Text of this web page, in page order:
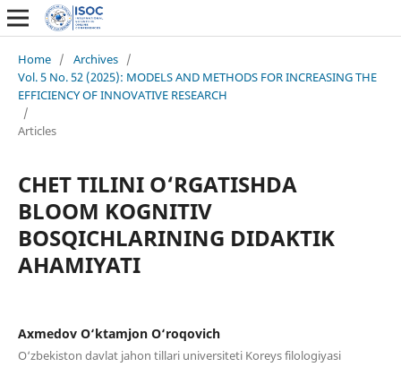
Home / Archives /
Vol. 5 No. 52 (2025): MODELS AND METHODS FOR INCREASING THE
EFFICIENCY OF INNOVATIVE RESEARCH
/
Articles
CHET TILINI O‘RGATISHDA
BLOOM KOGNITIV
BOSQICHLARINING DIDAKTIK
AHAMIYATI
Axmedov O‘ktamjon O‘roqovich
O‘zbekiston davlat jahon tillari universiteti Koreys filologiyasi